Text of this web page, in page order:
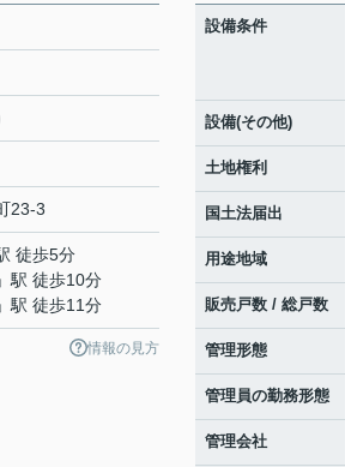
23-3
徒歩5分
」駅 徒歩10分
」駅 徒歩11分
情報の見方
設備条件
設備(その他)
土地権利
国土法届出
用途地域
販売戸数 / 総戸数
管理形態
管理員の勤務形態
管理会社